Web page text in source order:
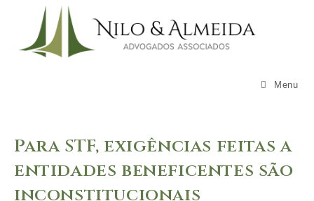
content
Menu
Para STF, exigências feitas a
entidades beneficentes são
inconstitucionais